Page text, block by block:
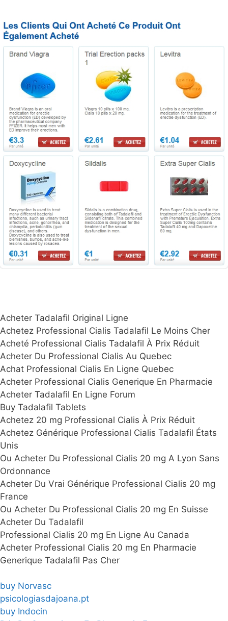
Acheter Tadalafil Original Ligne
Achetez Professional Cialis Tadalafil Le Moins Cher
Acheté Professional Cialis Tadalafil À Prix Réduit
Acheter Du Professional Cialis Au Quebec
Achat Professional Cialis En Ligne Quebec
Acheter Professional Cialis Generique En Pharmacie
Acheter Tadalafil En Ligne Forum
Buy Tadalafil Tablets
Achetez 20 mg Professional Cialis À Prix Réduit
Achetez Générique Professional Cialis Tadalafil États
Unis
Ou Acheter Du Professional Cialis 20 mg A Lyon Sans
Ordonnance
Acheter Du Vrai Générique Professional Cialis 20 mg
France
Ou Acheter Du Professional Cialis 20 mg En Suisse
Acheter Du Tadalafil
Professional Cialis 20 mg En Ligne Au Canada
Acheter Professional Cialis 20 mg En Pharmacie
Generique Tadalafil Pas Cher
buy Norvasc
psicologiasdajoana.pt
buy Indocin